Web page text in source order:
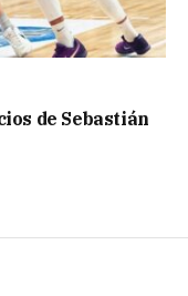
de Sebastián